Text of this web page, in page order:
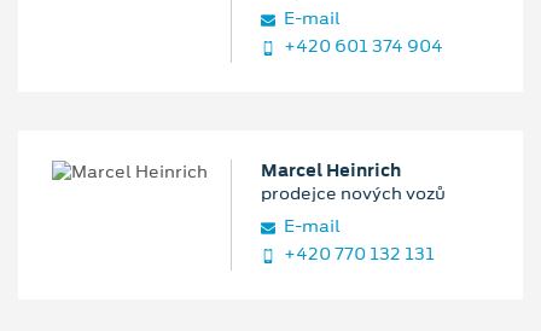
E‑mail
+420 601 374 904
Marcel Heinrich
prodejce nových vozů
E‑mail
+420 770 132 131